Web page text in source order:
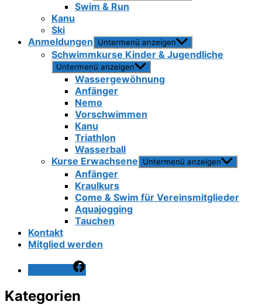
Swim & Run
Kanu
Ski
Anmeldungen
Untermenü anzeigen
Schwimmkurse Kinder & Jugendliche
Untermenü anzeigen
Wassergewöhnung
Anfänger
Nemo
Vorschwimmen
Kanu
Triathlon
Wasserball
Kurse Erwachsene
Untermenü anzeigen
Anfänger
Kraulkurs
Come & Swim für Vereinsmitglieder
Aquajogging
Tauchen
Kontakt
Mitglied werden
Kategorien